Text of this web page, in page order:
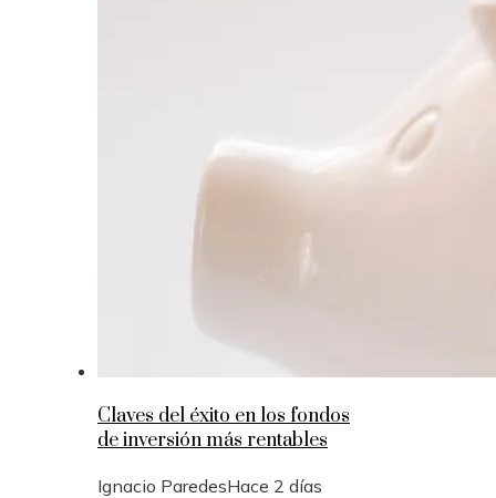
Claves del éxito en los fondos
de inversión más rentables
Ignacio ParedesHace 2 días